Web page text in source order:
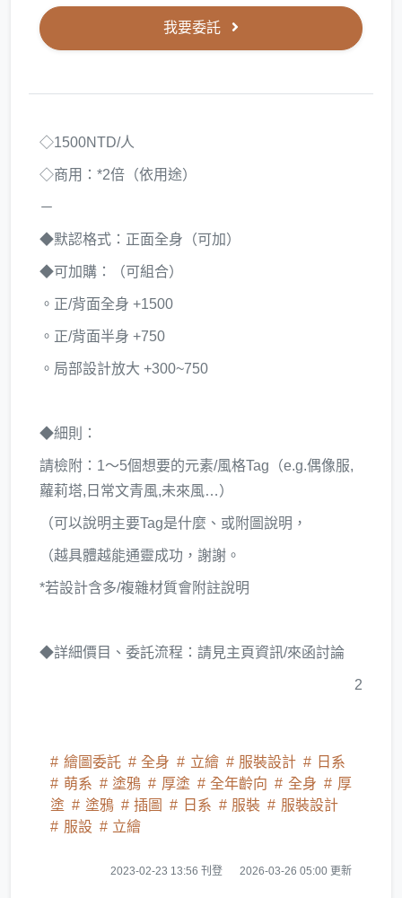
我要委託
◇1500NTD/人
◇商用：*2倍（依用途）
－
◆默認格式：正面全身（可加）
◆可加購：（可組合）
。正/背面全身 +1500
。正/背面半身 +750
。局部設計放大 +300~750
◆細則：
請檢附：1～5個想要的元素/風格Tag（e.g.偶像服,
蘿莉塔,日常文青風,未來風…）
（可以說明主要Tag是什麼、或附圖說明，
（越具體越能通靈成功，謝謝。
*若設計含多/複雜材質會附註說明
◆詳細價目、委託流程：請見主頁資訊/來函討論
2
繪圖委託 全身 立繪 服裝設計
日系
萌系
塗鴉 厚塗 全年齡向 全身
厚
塗
塗鴉 插圖 日系 服裝
服裝設計
服設
立繪
2023-02-23 13:56 刊登 2026-03-26 05:00 更新